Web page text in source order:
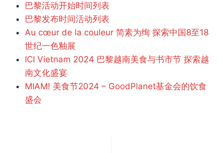
巴黎活动开始时间列表
巴黎发布时间活动列表
Au cœur de la couleur 简素为绚 探索中国8至18
世纪一色釉展
ICI Vietnam 2024 巴黎越南美食与书市节 探索越
南文化盛宴
MIAM! 美食节2024 – GoodPlanet基金会的饮食
盛会